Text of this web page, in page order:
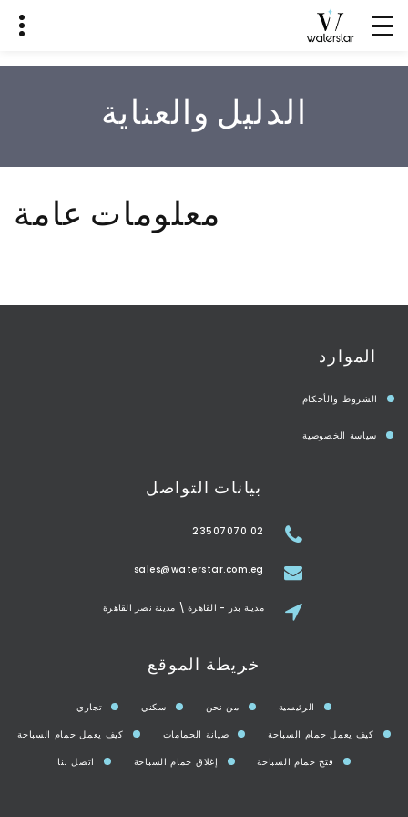
الدليل والعناية
معلومات عامة
الموارد
الشروط والأحكام
سياسة الخصوصية
بيانات التواصل
02 23507070
sales@waterstar.com.eg
مدينة بدر - القاهرة \ مدينة نصر القاهرة
خريطة الموقع
الرئيسية من نحن سكني
تجاري
كيف يعمل حمام السباحة
صيانة الحمامات
كيف يعمل حمام السباحة
فتح حمام السباحة
إغلاق حمام السباحة اتصل بنا